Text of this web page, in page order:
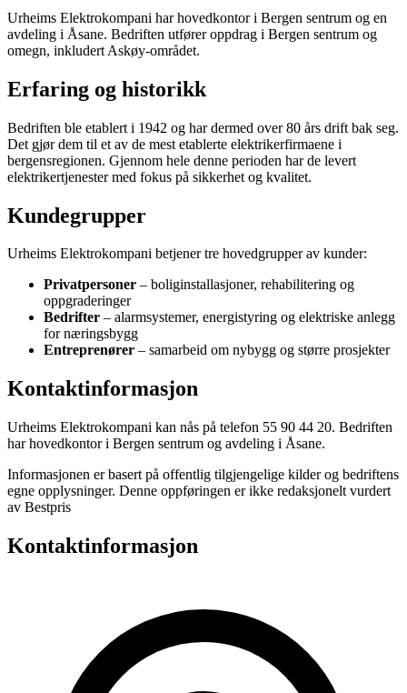
Urheims Elektrokompani har hovedkontor i Bergen sentrum og en
avdeling i Åsane. Bedriften utfører oppdrag i Bergen sentrum og
omegn, inkludert Askøy-området.
Erfaring og historikk
Bedriften ble etablert i 1942 og har dermed over 80 års drift bak seg.
Det gjør dem til et av de mest etablerte elektrikerfirmaene i
bergensregionen. Gjennom hele denne perioden har de levert
elektrikertjenester med fokus på sikkerhet og kvalitet.
Kundegrupper
Urheims Elektrokompani betjener tre hovedgrupper av kunder:
Privatpersoner – boliginstallasjoner, rehabilitering og
oppgraderinger
Bedrifter – alarmsystemer, energistyring og elektriske anlegg
for næringsbygg
Entreprenører – samarbeid om nybygg og større prosjekter
Kontaktinformasjon
Urheims Elektrokompani kan nås på telefon 55 90 44 20. Bedriften
har hovedkontor i Bergen sentrum og avdeling i Åsane.
Informasjonen er basert på offentlig tilgjengelige kilder og bedriftens
egne opplysninger. Denne oppføringen er ikke redaksjonelt vurdert
av Bestpris
Kontaktinformasjon